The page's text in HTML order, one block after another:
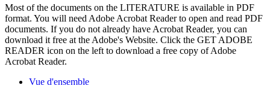
Most of the documents on the LITERATURE is available in PDF
format. You will need Adobe Acrobat Reader to open and read PDF
documents. If you do not already have Acrobat Reader, you can
download it free at the Adobe's Website. Click the GET ADOBE
READER icon on the left to download a free copy of Adobe
Acrobat Reader.
Vue d'ensemble